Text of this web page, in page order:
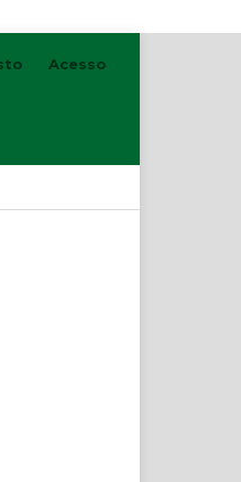
Acesso